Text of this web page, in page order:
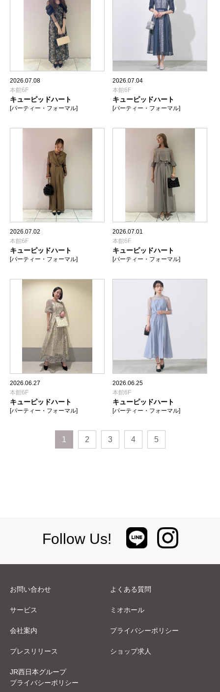
2026.07.08
本館6F
キューピッドハート
[パーティー・フォーマル]
2026.07.04
本館6F
キューピッドハート
[パーティー・フォーマル]
2026.07.02
本館6F
キューピッドハート
[パーティー・フォーマル]
2026.07.01
本館6F
キューピッドハート
[パーティー・フォーマル]
2026.06.27
本館6F
キューピッドハート
[パーティー・フォーマル]
2026.06.25
本館6F
キューピッドハート
[パーティー・フォーマル]
1 2 3 4 5
Follow Us!
お問い合わせ よくある質問
サービス ミオホール
会社案内 プライバシーポリシー
プレスリリース ショップ求人
JR西日本グループ
プライバシーポリシー